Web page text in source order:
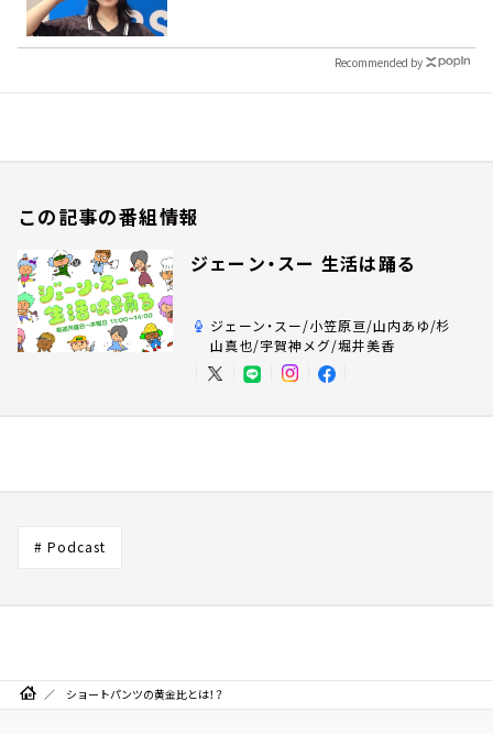
Recommended by
この記事の番組情報
ジェーン・スー 生活は踊る
ジェーン・スー/小笠原亘/山内あゆ/杉
山真也/宇賀神メグ/堀井美香
# Podcast
ショートパンツの黄金比とは！？